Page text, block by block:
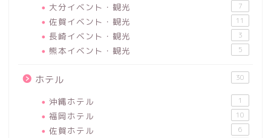
大分イベント・観光 7
佐賀イベント・観光 11
長崎イベント・観光 3
熊本イベント・観光 5
ホテル 30
沖縄ホテル 1
福岡ホテル 10
佐賀ホテル 6